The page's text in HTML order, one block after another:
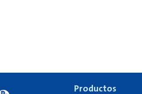
Productos